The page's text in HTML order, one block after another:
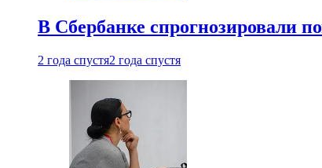
В Сбербанке спрогнозировали
2 года спустя2 года спустя